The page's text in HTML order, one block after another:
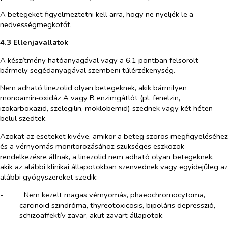
A betegeket figyelmeztetni kell arra, hogy ne nyeljék le a
nedvességmegkötőt.
4.3 Ellenjavallatok
A készítmény hatóanyagával vagy a 6.1 pontban felsorolt
bármely segédanyagával szembeni túlérzékenység.
Nem adható linezolid olyan betegeknek, akik bármilyen
monoamin‑oxidáz A vagy B enzimgátlót (pl. fenelzin,
izokarboxazid, szelegilin, moklobemid) szednek vagy két héten
belül szedtek.
Azokat az eseteket kivéve, amikor a beteg szoros megfigyeléséhez
és a vérnyomás monitorozásához szükséges eszközök
rendelkezésre állnak, a linezolid nem adható olyan betegeknek,
akik az alábbi klinikai állapotokban szenvednek vagy egyidejűleg az
alábbi gyógyszereket szedik:
-​
Nem kezelt magas vérnyomás, phaeochromocytoma,
carcinoid szindróma, thyreotoxicosis, bipoláris depresszió,
schizoaffektív zavar, akut zavart állapotok.